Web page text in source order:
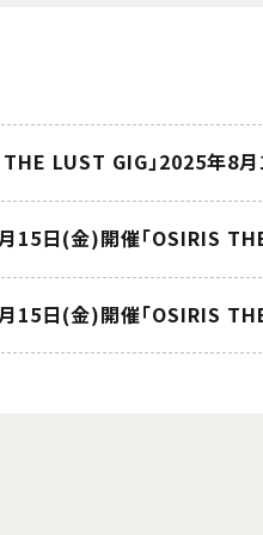
THE LUST GIG」2025年8
15日(金)開催「OSIRIS
15日(金)開催「OSIRIS